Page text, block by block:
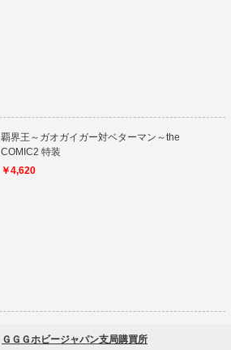
覇界王～ガオガイガー対ベターマン～the
COMIC2 特装
￥4,620
ＧＧＧホビージャパン支局購買所